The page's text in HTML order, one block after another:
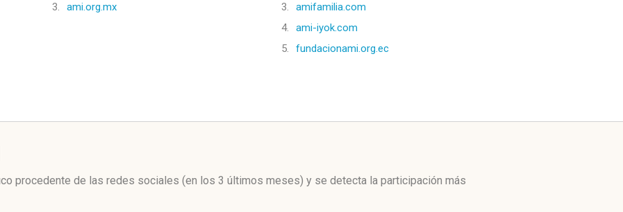
3.
ami.org.mx
3.
amifamilia.com
4.
ami-iyok.com
5.
fundacionami.org.ec
procedente de las redes sociales (en los 3 últimos meses) y se detecta la participación más